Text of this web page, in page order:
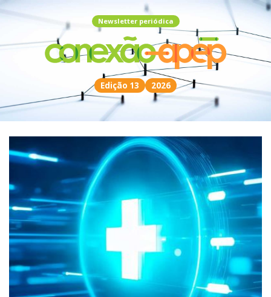
Newsletter periódica
Edição 13 2026